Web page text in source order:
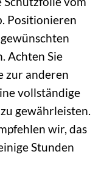
Positionieren
Achten Sie
zur anderen
vollständige
gewährleisten.
wir, das
Stunden